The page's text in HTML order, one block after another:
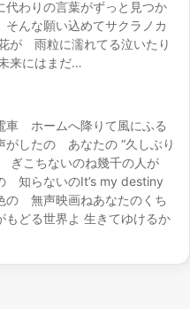
わりの言葉がずっと見つか
んな願い込めてサクラノカ
が 雨粒に濡れてる泣いたり
来にはまだ…
車 ホームへ降りて風にふる
したの あなたの “久しぶり
ぎこちないのね幾千の人が
知らないのIt’s my destiny
の 無声映画ねあなたのくち
どる世界よ 生きてゆけるか